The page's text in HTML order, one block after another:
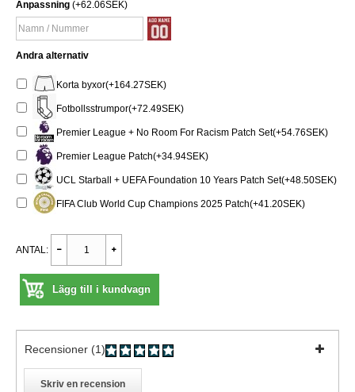
Anpassning (+62.06SEK)
Andra alternativ
Korta byxor(+164.27SEK)
Fotbollsstrumpor(+72.49SEK)
Premier League + No Room For Racism Patch Set(+54.76SEK)
Premier League Patch(+34.94SEK)
UCL Starball + UEFA Foundation 10 Years Patch Set(+48.50SEK)
FIFA Club World Cup Champions 2025 Patch(+41.20SEK)
ANTAL:
Lägg till i kundvagn
Recensioner (1)
Skriv en recension